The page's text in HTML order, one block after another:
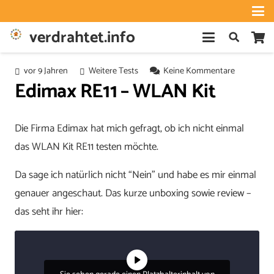
verdrahtet.info
vor 9 Jahren Weitere Tests Keine Kommentare
Edimax RE11 – WLAN Kit
Die Firma Edimax hat mich gefragt, ob ich nicht einmal
das WLAN Kit RE11 testen möchte.
Da sage ich natürlich nicht “Nein” und habe es mir einmal
genauer angeschaut. Das kurze unboxing sowie review –
das seht ihr hier: